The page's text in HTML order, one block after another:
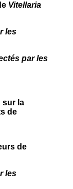
Vitellaria
les
par les
sur la
de
de
les